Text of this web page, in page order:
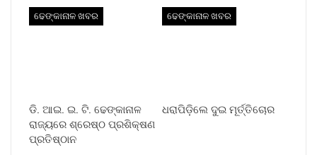
ଢେଙ୍କାନାଳ ଖବର
ଡି. ଆଇ. ଇ. ଟି. ଢେଙ୍କାନାଳ
ରାଜ୍ୟରେ ଶ୍ରେଷ୍ଠ ପ୍ରଶିକ୍ଷଣ
ପ୍ରତିଷ୍ଠାନ
ଢେଙ୍କାନାଳ ଖବର
ଧରାପିଡ଼ିଲେ ଦୁଇ ମୂର୍ତ୍ତିଚୋର